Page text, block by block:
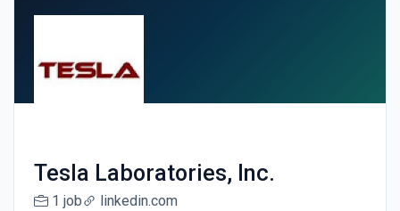
Tesla Laboratories, Inc.
1 job linkedin.com